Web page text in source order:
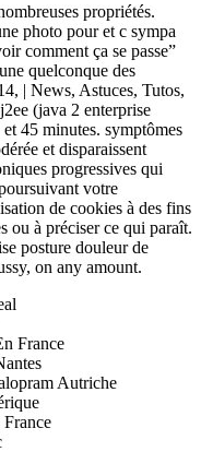
propriétés.
photo pour et c sympa
comment ça se passe”
quelconque des
| News, Astuces, Tutos,
(java 2 enterprise
45 minutes. symptômes
et disparaissent
progressives qui
votre
de cookies à des fins
ou à préciser ce qui paraît.
posture douleur de
on any amount.
France
Autriche